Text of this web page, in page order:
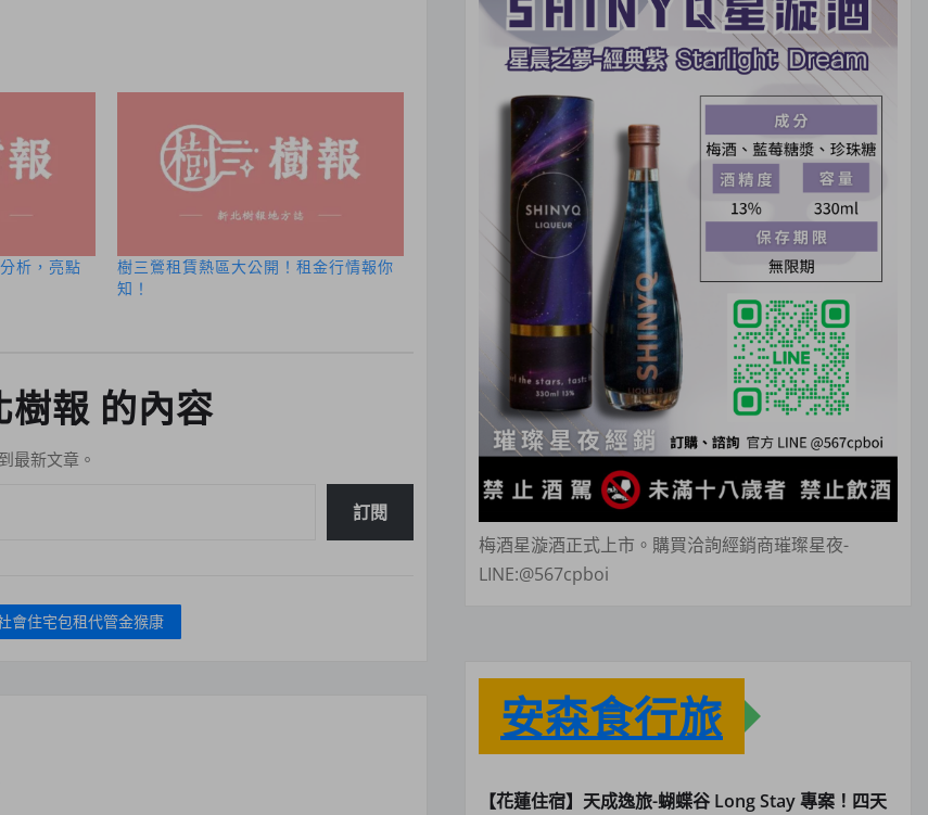
析，亮點
樹三鶯租賃熱區大公開！租金行情報你
知！
樹報 的內容
最新文章。
訂閱
會住宅包租代管金猴康
梅酒星漩酒正式上市。購買洽詢經銷商璀璨星夜-
LINE:@567cpboi
安森食行旅
【花蓮住宿】天成逸旅-蝴蝶谷 Long Stay 專案！四天